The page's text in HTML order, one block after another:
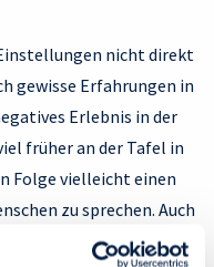
nicht direkt
gewisse Erfahrungen in
Erlebnis in der
früher an der Tafel in
Folge vielleicht einen
zu sprechen. Auch
dass ein Erlebnis im